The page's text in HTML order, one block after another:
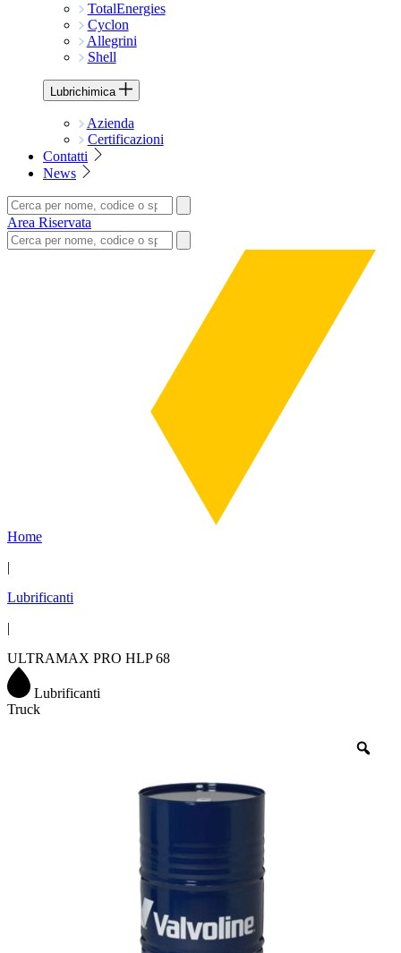
TotalEnergies
Cyclon
Allegrini
Shell
Lubrichimica
Azienda
Certificazioni
Contatti
News
Area Riservata
Home
|
Lubrificanti
|
ULTRAMAX PRO HLP 68
Lubrificanti
Truck